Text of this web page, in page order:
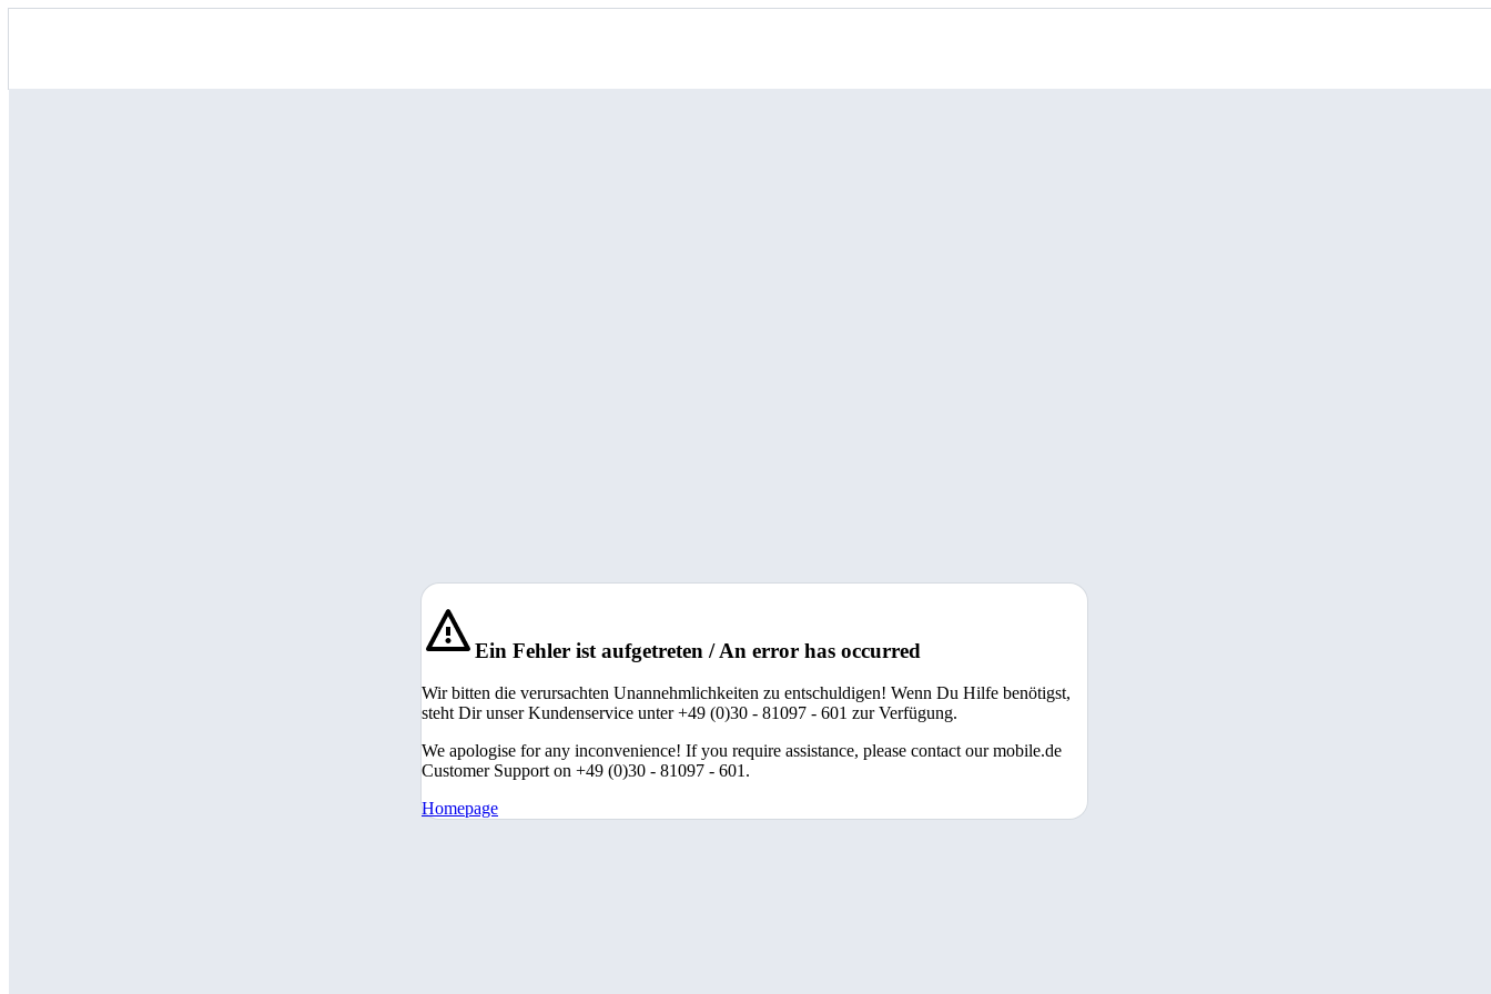
Ein Fehler ist aufgetreten / An error has occurred
Wir bitten die verursachten Unannehmlichkeiten zu entschuldigen! Wenn Du Hilfe benötigst,
steht Dir unser Kundenservice unter +49 (0)30 - 81097 - 601 zur Verfügung.
We apologise for any inconvenience! If you require assistance, please contact our mobile.de
Customer Support on +49 (0)30 - 81097 - 601.
Homepage